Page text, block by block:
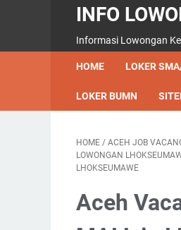
INFO
Informasi Lowongan
HOME LOKER
LOKER BUMN
HOME / ACEH JOB
LOWONGAN
LHOKSEUMAWE
Aceh